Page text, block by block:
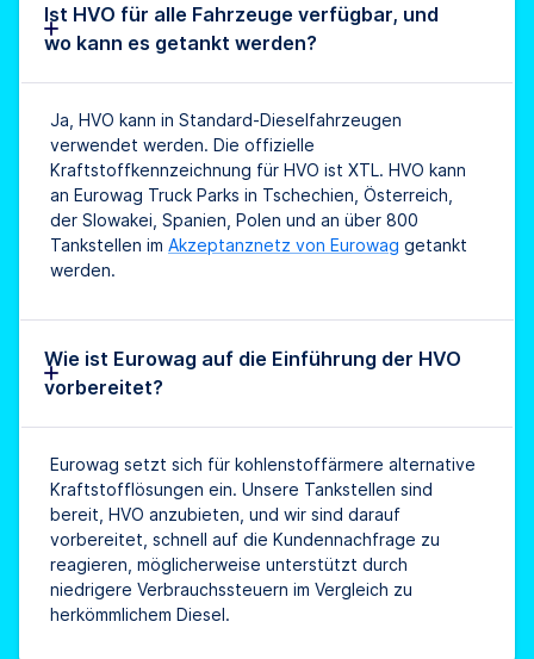
Ist HVO für alle Fahrzeuge verfügbar, und
wo kann es getankt werden?
Ja, HVO kann in Standard-Dieselfahrzeugen
verwendet werden. Die offizielle
Kraftstoffkennzeichnung für HVO ist XTL. HVO kann
an Eurowag Truck Parks in Tschechien, Österreich,
der Slowakei, Spanien, Polen und an über 800
Tankstellen im Akzeptanznetz von Eurowag getankt
werden.
Wie ist Eurowag auf die Einführung der HVO
vorbereitet?
Eurowag setzt sich für kohlenstoffärmere alternative
Kraftstofflösungen ein. Unsere Tankstellen sind
bereit, HVO anzubieten, und wir sind darauf
vorbereitet, schnell auf die Kundennachfrage zu
reagieren, möglicherweise unterstützt durch
niedrigere Verbrauchssteuern im Vergleich zu
herkömmlichem Diesel.